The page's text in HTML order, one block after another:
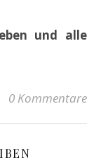
und alle
0 Kommentare